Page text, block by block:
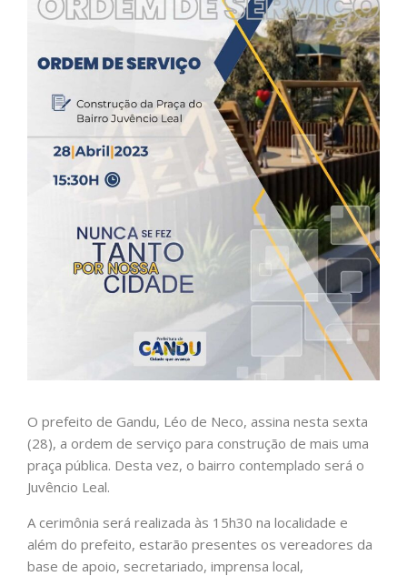
O prefeito de Gandu, Léo de Neco, assina nesta sexta
(28), a ordem de serviço para construção de mais uma
praça pública. Desta vez, o bairro contemplado será o
Juvêncio Leal.
A cerimônia será realizada às 15h30 na localidade e
além do prefeito, estarão presentes os vereadores da
base de apoio, secretariado, imprensa local,